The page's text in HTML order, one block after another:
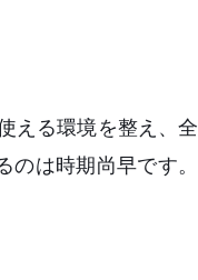
える環境を整え、全
は時期尚早です。